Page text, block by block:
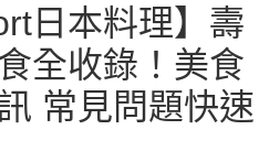
日本料理】壽
全收錄！美食
常見問題快速